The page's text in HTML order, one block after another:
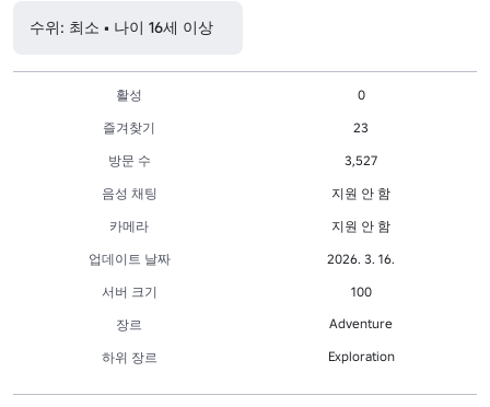
수위: 최소 • 나이 16세 이상
활성
0
즐겨찾기
23
방문 수
3,527
음성 채팅
지원 안 함
카메라
지원 안 함
업데이트 날짜
2026. 3. 16.
서버 크기
100
장르
Adventure
하위 장르 Exploration